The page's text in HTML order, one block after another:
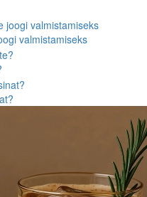
valmistamiseks